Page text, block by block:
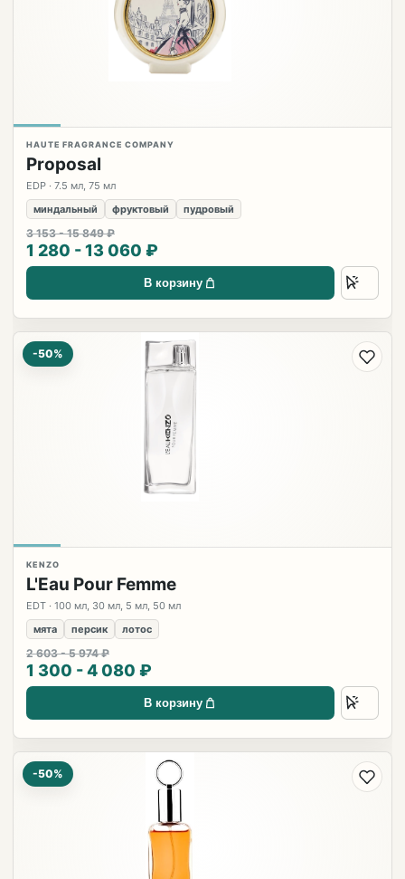
HAUTE FRAGRANCE COMPANY
Proposal
EDP · 7.5 мл, 75 мл
миндальный
фруктовый пудровый
3 153 - 15 849 ₽
1 280 - 13 060 ₽
В корзину
-50%
KENZO
L'Eau Pour Femme
EDT · 100 мл, 30 мл, 5 мл, 50 мл
мята
персик лотос
2 603 - 5 974 ₽
1 300 - 4 080 ₽
В корзину
-50%